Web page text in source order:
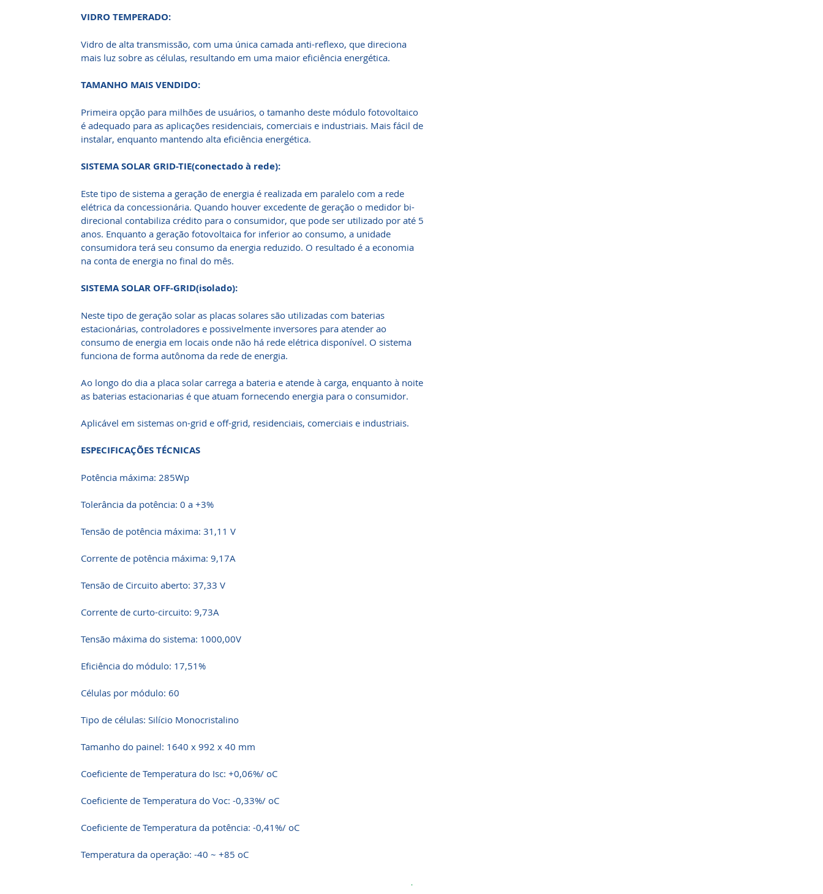
VIDRO TEMPERADO:
Vidro de alta transmissão, com uma única camada anti-reflexo, que direciona
mais luz sobre as células, resultando em uma maior eficiência energética.
TAMANHO MAIS VENDIDO:
Primeira opção para milhões de usuários, o tamanho deste módulo fotovoltaico
é adequado para as aplicações residenciais, comerciais e industriais. Mais fácil de
instalar, enquanto mantendo alta eficiência energética.
SISTEMA SOLAR GRID-TIE(conectado à rede):
Este tipo de sistema a geração de energia é realizada em paralelo com a rede
elétrica da concessionária. Quando houver excedente de geração o medidor bi-
direcional contabiliza crédito para o consumidor, que pode ser utilizado por até 5
anos. Enquanto a geração fotovoltaica for inferior ao consumo, a unidade
consumidora terá seu consumo da energia reduzido. O resultado é a economia
na conta de energia no final do mês.
SISTEMA SOLAR OFF-GRID(isolado):
Neste tipo de geração solar as placas solares são utilizadas com baterias
estacionárias, controladores e possivelmente inversores para atender ao
consumo de energia em locais onde não há rede elétrica disponível. O sistema
funciona de forma autônoma da rede de energia.
Ao longo do dia a placa solar carrega a bateria e atende à carga, enquanto à noite
as baterias estacionarias é que atuam fornecendo energia para o consumidor.
Aplicável em sistemas on-grid e off-grid, residenciais, comerciais e industriais.
ESPECIFICAÇÕES TÉCNICAS
Potência máxima: 285Wp
Tolerância da potência: 0 a +3%
Tensão de potência máxima: 31,11 V
Corrente de potência máxima: 9,17A
Tensão de Circuito aberto: 37,33 V
Corrente de curto-circuito: 9,73A
Tensão máxima do sistema: 1000,00V
Eficiência do módulo: 17,51%
Células por módulo: 60
Tipo de células: Silício Monocristalino
Tamanho do painel: 1640 x 992 x 40 mm
Coeficiente de Temperatura do Isc: +0,06%/ oC
Coeficiente de Temperatura do Voc: -0,33%/ oC
Coeficiente de Temperatura da potência: -0,41%/ oC
Temperatura da operação: -40 ~ +85 oC
.